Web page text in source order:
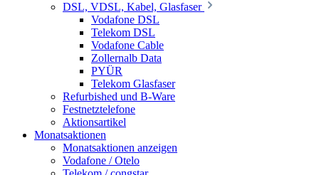
DSL, VDSL, Kabel, Glasfaser
Vodafone DSL
Telekom DSL
Vodafone Cable
Zollernalb Data
PYÜR
Telekom Glasfaser
Refurbished und B-Ware
Festnetztelefone
Aktionsartikel
Monatsaktionen
Monatsaktionen anzeigen
Vodafone / Otelo